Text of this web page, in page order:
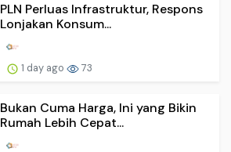
PLN Perluas Infrastruktur, Respons
Lonjakan Konsum...
1 day ago 73
Bukan Cuma Harga, Ini yang Bikin
Rumah Lebih Cepat...